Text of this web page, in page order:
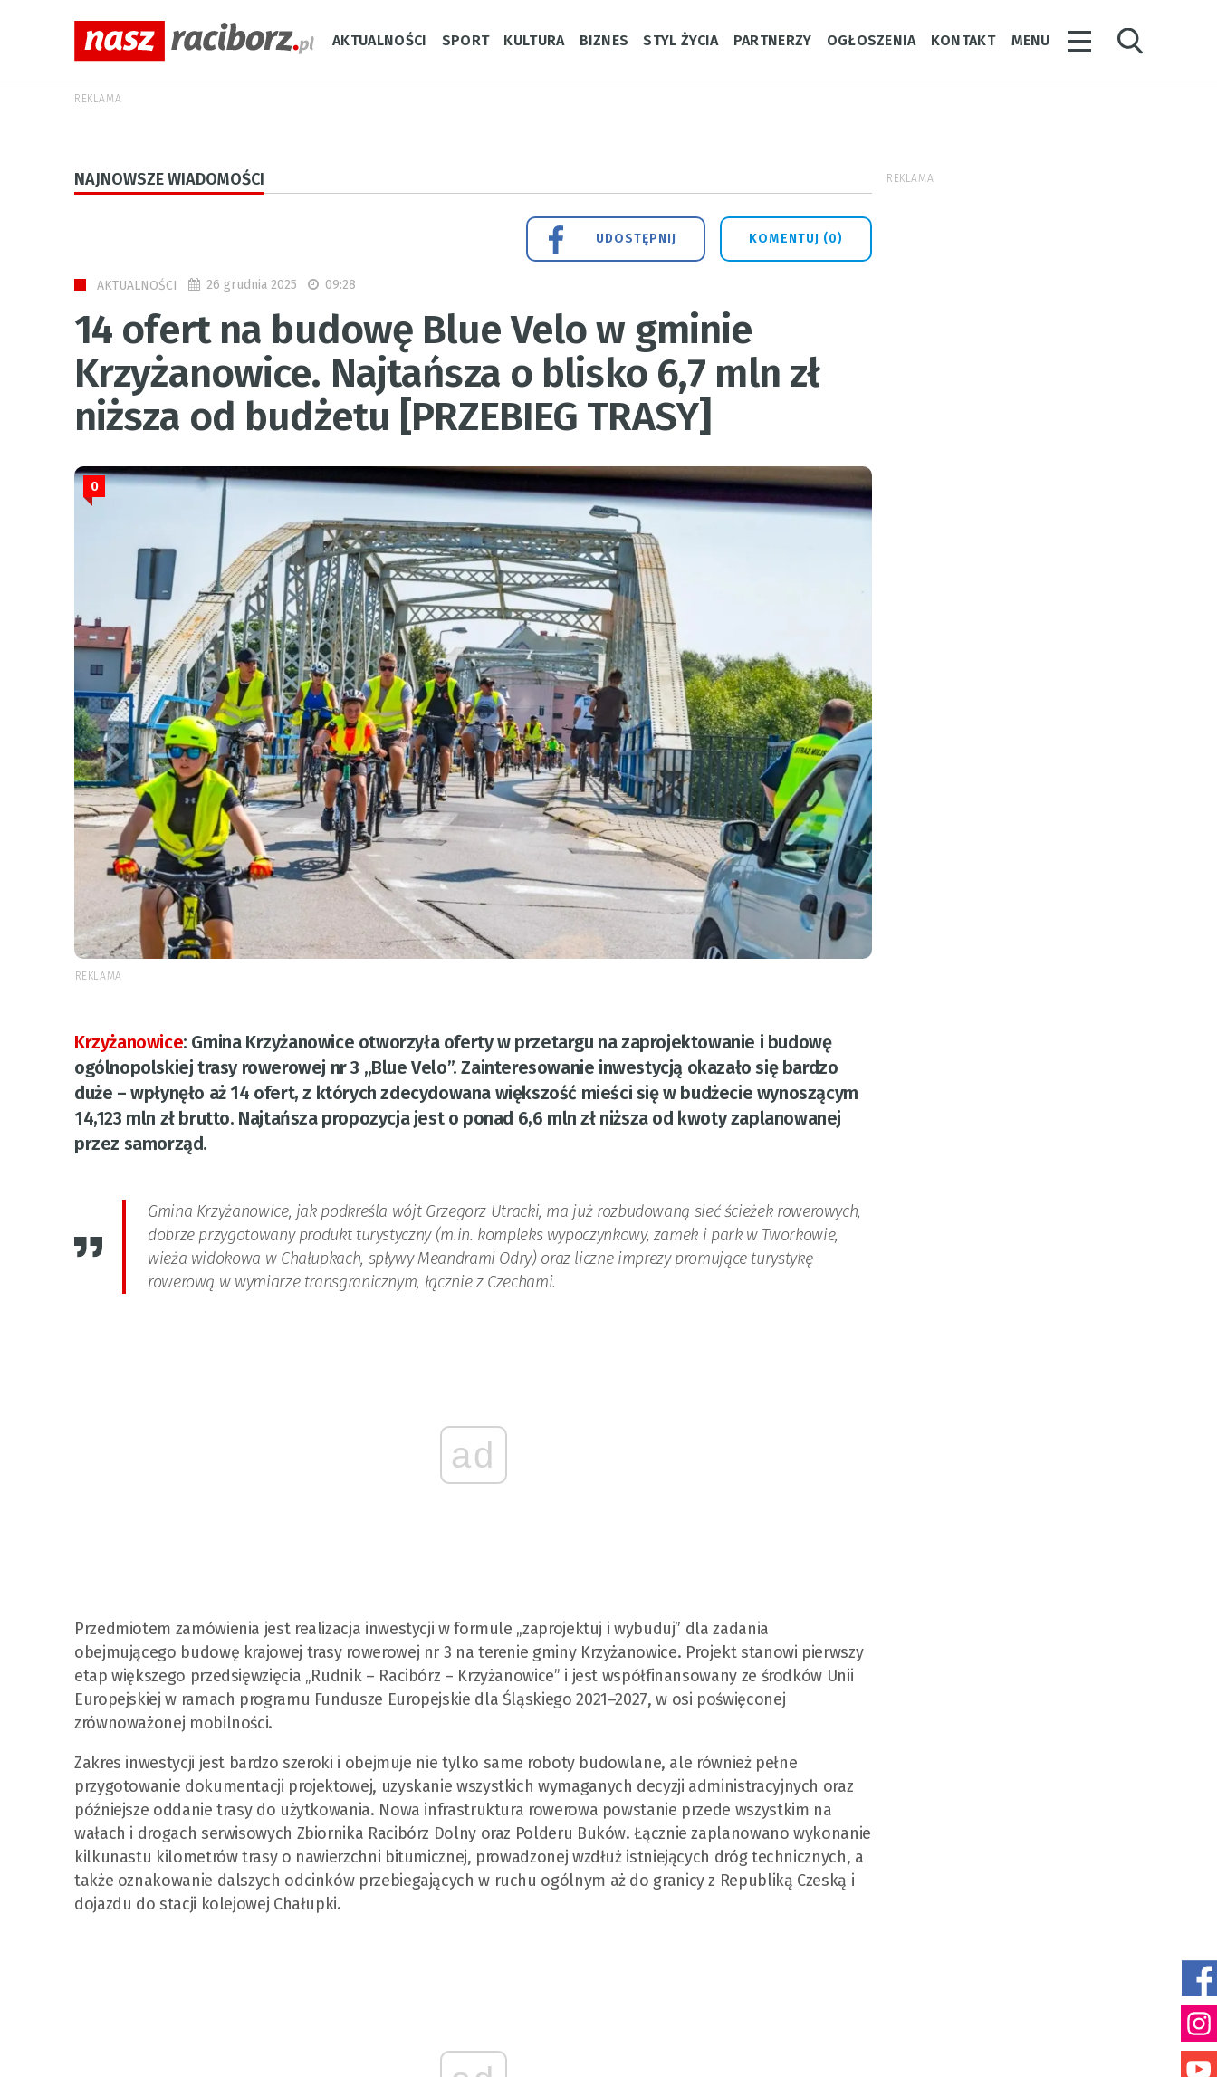
AKTUALNOŚCI SPORT KULTURA BIZNES STYL ŻYCIA PARTNERZY OGŁOSZENIA KONTAKT MENU
REKLAMA
NAJNOWSZE WIADOMOŚCI
KOMENTUJ (0)
UDOSTĘPNIJ
AKTUALNOŚCI 26 grudnia 2025 09:28
14 ofert na budowę Blue Velo w gminie
Krzyżanowice. Najtańsza o blisko 6,7 mln zł
niższa od budżetu [PRZEBIEG TRASY]
0
REKLAMA
Krzyżanowice: Gmina Krzyżanowice otworzyła oferty w przetargu na zaprojektowanie i budowę
ogólnopolskiej trasy rowerowej nr 3 „Blue Velo”. Zainteresowanie inwestycją okazało się bardzo
duże – wpłynęło aż 14 ofert, z których zdecydowana większość mieści się w budżecie wynoszącym
14,123 mln zł brutto. Najtańsza propozycja jest o ponad 6,6 mln zł niższa od kwoty zaplanowanej
przez samorząd.
Gmina Krzyżanowice, jak podkreśla wójt Grzegorz Utracki, ma już rozbudowaną sieć ścieżek rowerowych,
dobrze przygotowany produkt turystyczny (m.in. kompleks wypoczynkowy, zamek i park w Tworkowie,
wieża widokowa w Chałupkach, spływy Meandrami Odry) oraz liczne imprezy promujące turystykę
rowerową w wymiarze transgranicznym, łącznie z Czechami.
ad
Przedmiotem zamówienia jest realizacja inwestycji w formule „zaprojektuj i wybuduj” dla zadania
obejmującego budowę krajowej trasy rowerowej nr 3 na terenie gminy Krzyżanowice. Projekt stanowi pierwszy
etap większego przedsięwzięcia „Rudnik – Racibórz – Krzyżanowice” i jest współfinansowany ze środków Unii
Europejskiej w ramach programu Fundusze Europejskie dla Śląskiego 2021–2027, w osi poświęconej
zrównoważonej mobilności.
Zakres inwestycji jest bardzo szeroki i obejmuje nie tylko same roboty budowlane, ale również pełne
przygotowanie dokumentacji projektowej, uzyskanie wszystkich wymaganych decyzji administracyjnych oraz
późniejsze oddanie trasy do użytkowania. Nowa infrastruktura rowerowa powstanie przede wszystkim na
wałach i drogach serwisowych Zbiornika Racibórz Dolny oraz Polderu Buków. Łącznie zaplanowano wykonanie
kilkunastu kilometrów trasy o nawierzchni bitumicznej, prowadzonej wzdłuż istniejących dróg technicznych, a
także oznakowanie dalszych odcinków przebiegających w ruchu ogólnym aż do granicy z Republiką Czeską i
dojazdu do stacji kolejowej Chałupki.
REKLAMA